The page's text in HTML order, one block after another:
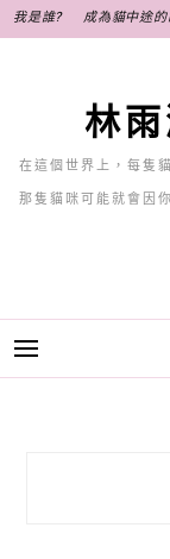
至
我是誰? 成為貓中途的
林
在這個世界上，每隻
那隻貓咪可能就會因